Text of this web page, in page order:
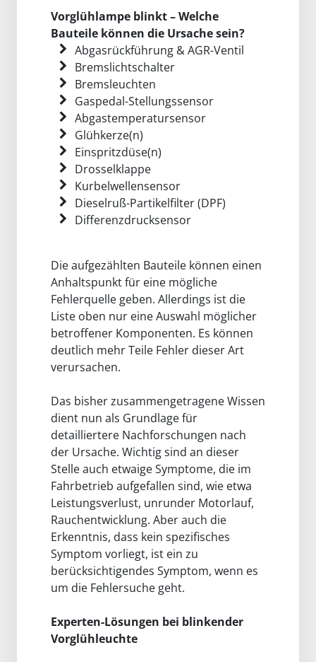
Vorglühlampe blinkt – Welche
Bauteile können die Ursache sein?
Abgasrückführung & AGR-Ventil
Bremslichtschalter
Bremsleuchten
Gaspedal-Stellungssensor
Abgastemperatursensor
Glühkerze(n)
Einspritzdüse(n)
Drosselklappe
Kurbelwellensensor
Dieselruß-Partikelfilter (DPF)
Differenzdrucksensor
Die aufgezählten Bauteile können einen
Anhaltspunkt für eine mögliche
Fehlerquelle geben. Allerdings ist die
Liste oben nur eine Auswahl möglicher
betroffener Komponenten. Es können
deutlich mehr Teile Fehler dieser Art
verursachen.
Das bisher zusammengetragene Wissen
dient nun als Grundlage für
detailliertere Nachforschungen nach
der Ursache. Wichtig sind an dieser
Stelle auch etwaige Symptome, die im
Fahrbetrieb aufgefallen sind, wie etwa
Leistungsverlust, unrunder Motorlauf,
Rauchentwicklung. Aber auch die
Erkenntnis, dass kein spezifisches
Symptom vorliegt, ist ein zu
berücksichtigendes Symptom, wenn es
um die Fehlersuche geht.
Experten-Lösungen bei blinkender
Vorglühleuchte